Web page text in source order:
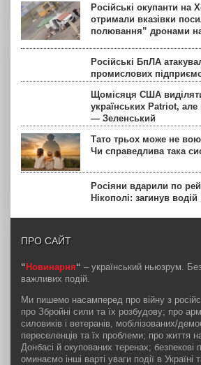
Російські окупанти на
отримали вказівки
полювання” дронами
Російські БпЛА
промислових
Щомісяця США
українських Patriot,
— Зеленський
Тато трьох може не
Чи справедлива така
Росіяни вдарили по
Нікополі: загинув водій
ПРО САЙТ
“ Новинарня“ – український ньюзрум.
важливих подій.
Ми пишемо насамперед про війну з
про Збройні сили та їх розбудову; про
силовиків і ветеранів, мобілізованих/
переселенців та їх проблеми; про життя
Донбасі й окупованих теренах;
оминаємо інші варті уваги події в Україні